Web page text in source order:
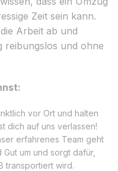
Zeit sein kann.
Arbeit ab und
reibungslos und ohne
vor Ort und halten
dich auf uns verlassen!
erfahrenes Team geht
um und sorgt dafür,
transportiert wird.